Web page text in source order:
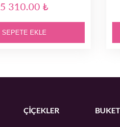
5 310.00 ₺
SEPETE EKLE
ÇIÇEKLER